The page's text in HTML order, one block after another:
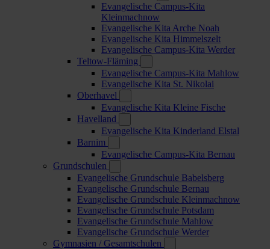
Evangelische Campus-Kita
Kleinmachnow
Evangelische Kita Arche Noah
Evangelische Kita Himmelszelt
Evangelische Campus-Kita Werder
Teltow-Fläming
Evangelische Campus-Kita Mahlow
Evangelische Kita St. Nikolai
Oberhavel
Evangelische Kita Kleine Fische
Havelland
Evangelische Kita Kinderland Elstal
Barnim
Evangelische Campus-Kita Bernau
Grundschulen
Evangelische Grundschule Babelsberg
Evangelische Grundschule Bernau
Evangelische Grundschule Kleinmachnow
Evangelische Grundschule Potsdam
Evangelische Grundschule Mahlow
Evangelische Grundschule Werder
Gymnasien / Gesamtschulen